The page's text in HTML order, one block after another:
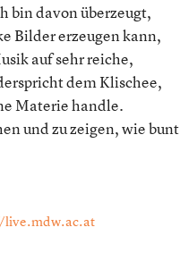
bin davon überzeugt,
Bilder erzeugen kann,
auf sehr reiche,
dem Klischee,
Materie handle.
und zu zeigen, wie bunt